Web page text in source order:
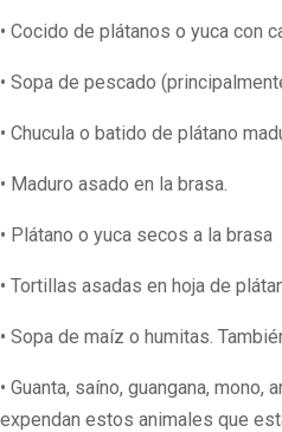
• Cocido de plátanos o yuca con
• Sopa de pescado
• Chucula o batido de plátano
• Maduro asado en la brasa.
• Plátano o yuca secos a la brasa
• Tortillas asadas en hoja de
• Sopa de maíz o humitas.
• Guanta, saíno, guangana,
expendan estos animales que